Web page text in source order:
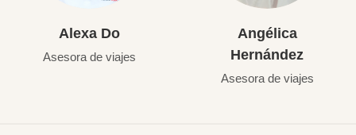
Alexa Do
Asesora de viajes
Angélica
Hernández
Asesora de viajes